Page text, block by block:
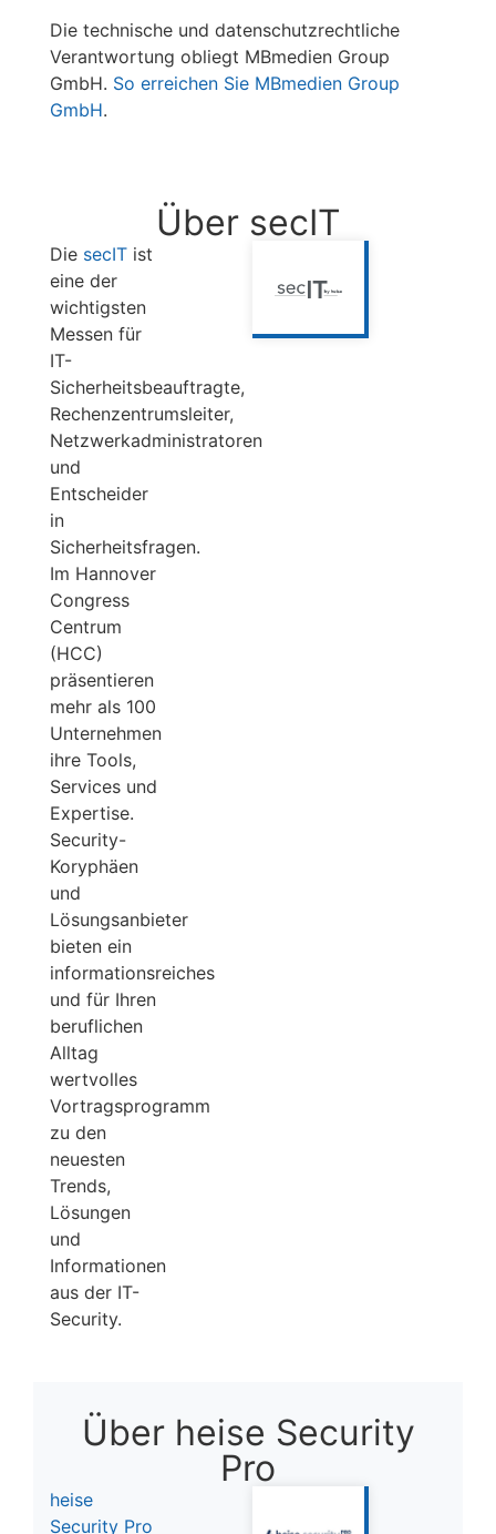
Die technische und datenschutzrechtliche
Verantwortung obliegt MBmedien Group
GmbH. So erreichen Sie MBmedien Group
GmbH.
Über secIT
Die secIT ist
eine der
wichtigsten
Messen für
IT-
Sicherheitsbeauftragte,
Rechenzentrumsleiter,
Netzwerkadministratoren
und
Entscheider
in
Sicherheitsfragen.
Im Hannover
Congress
Centrum
(HCC)
präsentieren
mehr als 100
Unternehmen
ihre Tools,
Services und
Expertise.
Security-
Koryphäen
und
Lösungsanbieter
bieten ein
informationsreiches
und für Ihren
beruflichen
Alltag
wertvolles
Vortragsprogramm
zu den
neuesten
Trends,
Lösungen
und
Informationen
aus der IT-
Security.
Über heise Security
Pro
heise
Security Pro